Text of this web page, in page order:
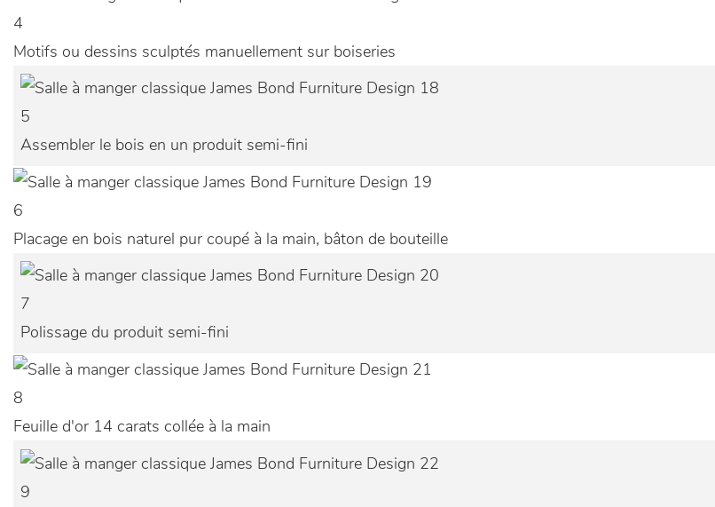
4
Motifs ou dessins sculptés manuellement sur boiseries
5
Assembler le bois en un produit semi-fini
6
Placage en bois naturel pur coupé à la main, bâton de bouteille
7
Polissage du produit semi-fini
8
Feuille d'or 14 carats collée à la main
9